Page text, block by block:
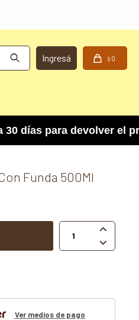
$ 0
para devolver el
Funda 500Ml


Ver medios de pago